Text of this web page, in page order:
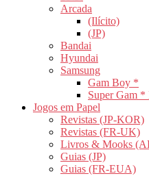
Arcada
(Ilícito)
(JP)
Bandai
Hyundai
Samsung
Gam Boy *
Super Gam
Jogos em Papel
Revistas (JP-KOR)
Revistas (FR-UK)
Livros & Mooks
Guias (JP)
Guias (FR-EUA)